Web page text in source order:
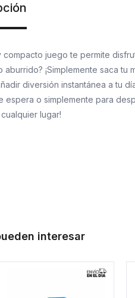
compacto juego te permite
¡Simplemente saca tu
diversión instantánea a tu
o simplemente para
lugar!
interesar